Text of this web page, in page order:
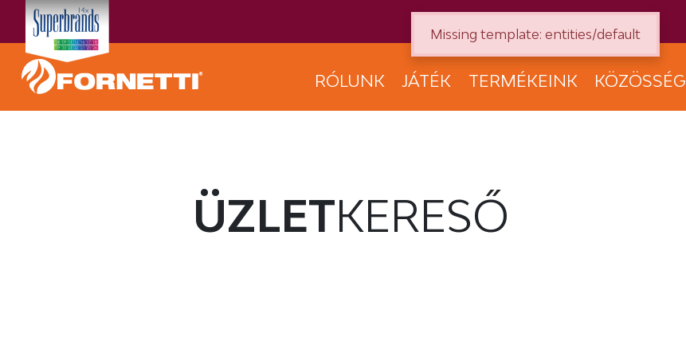
RÓLUNK JÁTÉK TERMÉKEINK KÖZÖSSÉG
ÜZLETKERESŐ
Missing template: entities/default